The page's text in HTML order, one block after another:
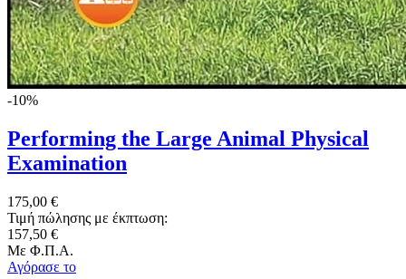
-10%
Performing the Large Animal Physical
Examination
175,00 €
Τιμή πώλησης με έκπτωση:
157,50 €
Με Φ.Π.Α.
Αγόρασε το